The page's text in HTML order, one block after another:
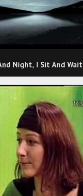
Night, I Sit And Wait